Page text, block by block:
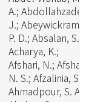
A.;
J.;
P. D.; Absalan, S.;
Acharya, K.;
Afshari, N.;
N. S.; Afzalinia, S.;
Ahmadpour, S. A.;